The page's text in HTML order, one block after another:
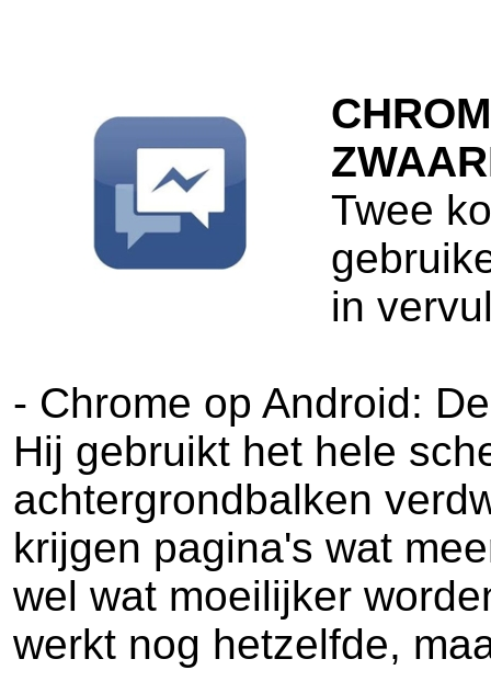
Twee
in
- Chrome op Android:
Hij gebruikt het hele
achtergrondbalken
krijgen pagina's wat
wel wat moeilijker
werkt nog hetzelfde,